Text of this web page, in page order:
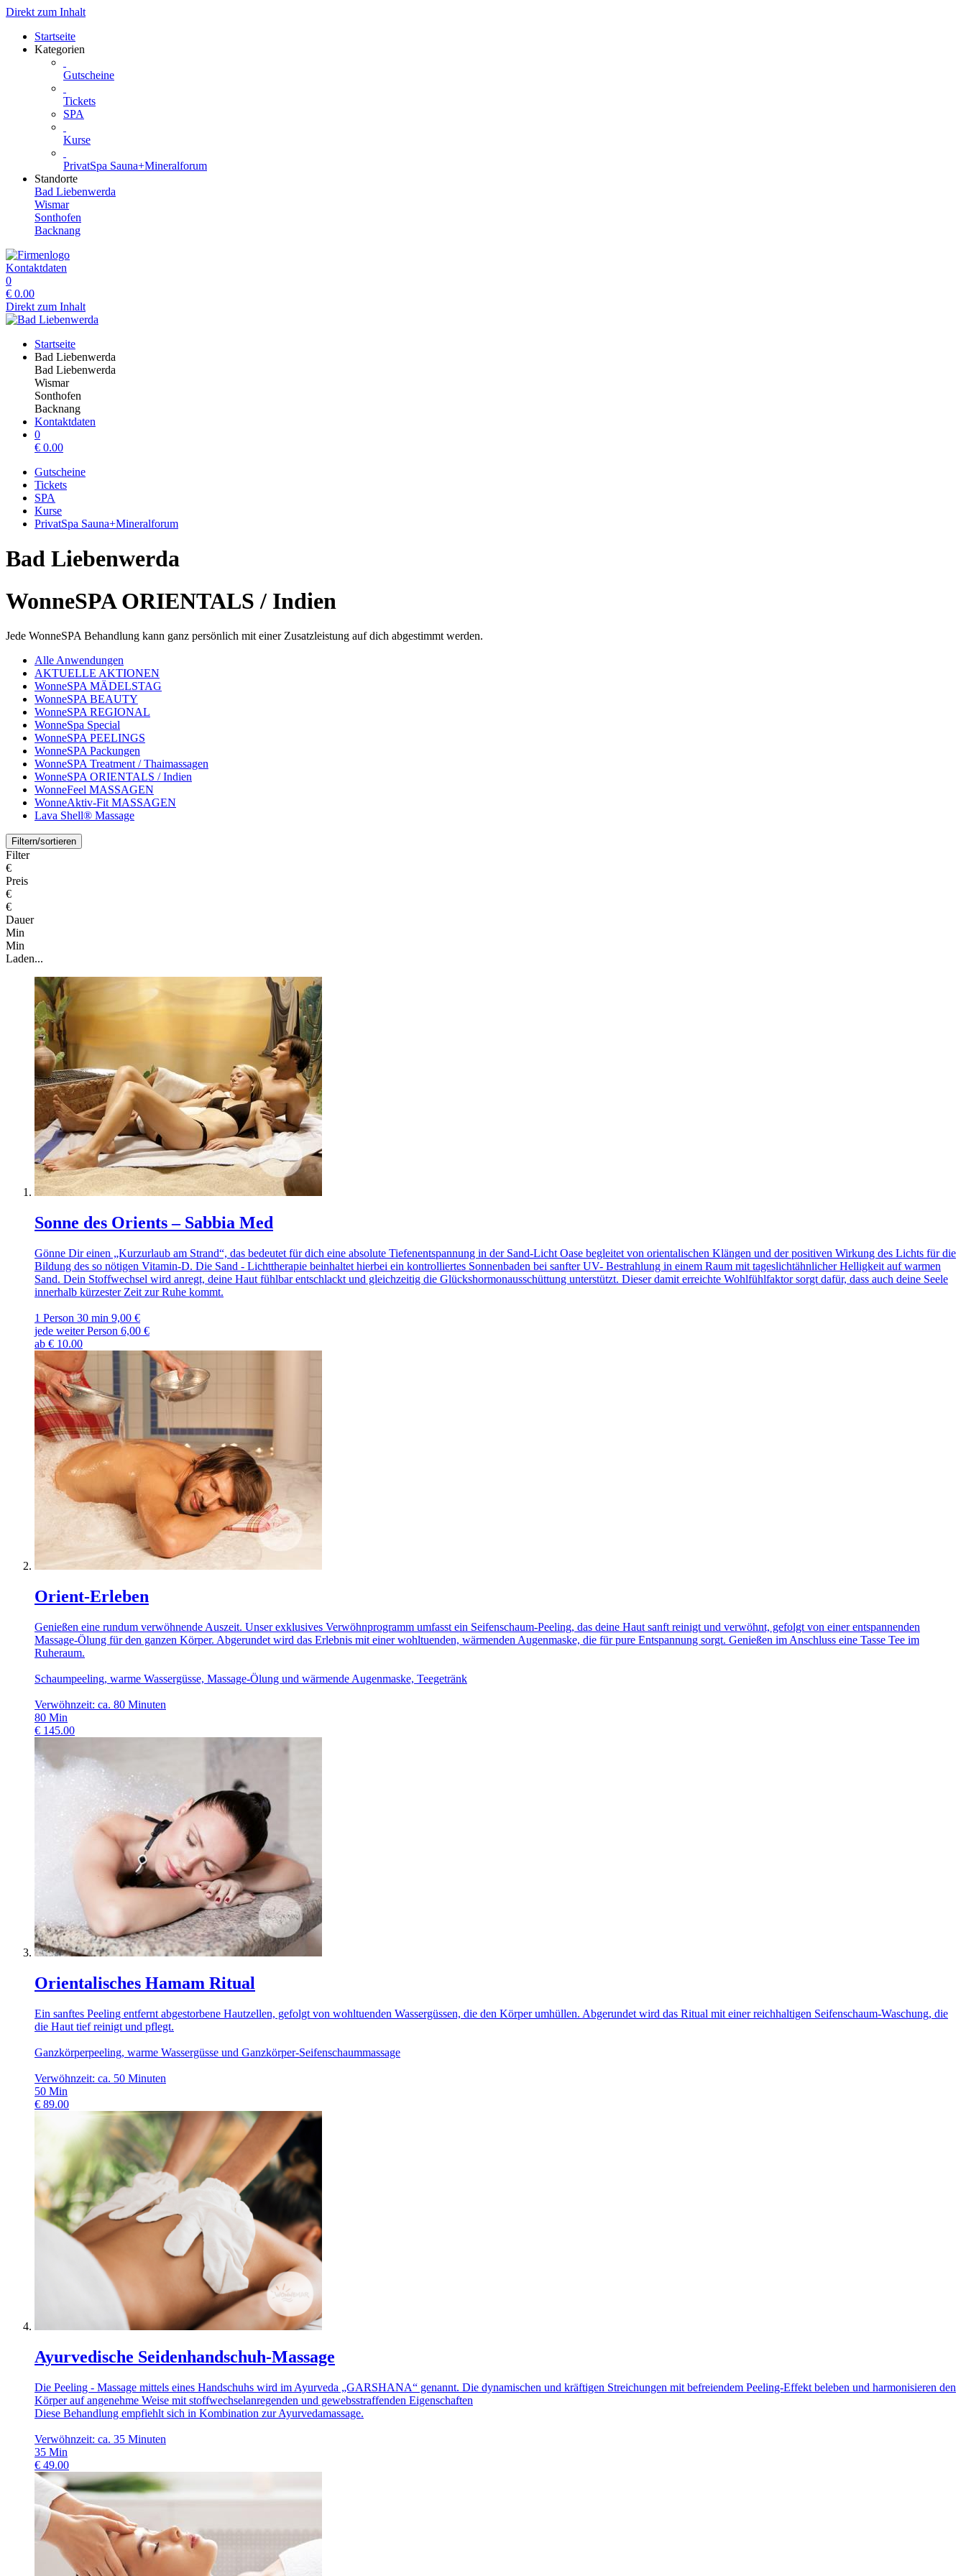
Direkt zum Inhalt
Startseite
Kategorien
Gutscheine
Tickets
SPA
Kurse
PrivatSpa Sauna+Mineralforum
Standorte
Bad Liebenwerda
Wismar
Sonthofen
Backnang
Kontaktdaten
0
€ 0.00
Direkt zum Inhalt
Startseite
Bad Liebenwerda
Bad Liebenwerda
Wismar
Sonthofen
Backnang
Kontaktdaten
0
€ 0.00
Gutscheine
Tickets
SPA
Kurse
PrivatSpa Sauna+Mineralforum
Bad Liebenwerda
WonneSPA ORIENTALS / Indien
Jede WonneSPA Behandlung kann ganz persönlich mit einer Zusatzleistung auf dich abgestimmt werden.
Alle Anwendungen
AKTUELLE AKTIONEN
WonneSPA MÄDELSTAG
WonneSPA BEAUTY
WonneSPA REGIONAL
WonneSpa Special
WonneSPA PEELINGS
WonneSPA Packungen
WonneSPA Treatment / Thaimassagen
WonneSPA ORIENTALS / Indien
WonneFeel MASSAGEN
WonneAktiv-Fit MASSAGEN
Lava Shell® Massage
Filtern/sortieren
Filter
€
Preis
€
€
Dauer
Min
Min
Laden...
Sonne des Orients – Sabbia Med
Gönne Dir einen „Kurzurlaub am Strand“, das bedeutet für dich eine absolute Tiefenentspannung in der Sand-Licht Oase begleitet von orientalischen Klängen und der positiven Wirkung des Lichts für die
Bildung des so nötigen Vitamin-D. Die Sand - Lichttherapie beinhaltet hierbei ein kontrolliertes Sonnenbaden bei sanfter UV- Bestrahlung in einem Raum mit tageslichtähnlicher Helligkeit auf warmen
Sand. Dein Stoffwechsel wird anregt, deine Haut fühlbar entschlackt und gleichzeitig die Glückshormonausschüttung unterstützt. Dieser damit erreichte Wohlfühlfaktor sorgt dafür, dass auch deine Seele
innerhalb kürzester Zeit zur Ruhe kommt.
1 Person 30 min 9,00 €
jede weiter Person 6,00 €
ab € 10.00
Orient-Erleben
Genießen eine rundum verwöhnende Auszeit. Unser exklusives Verwöhnprogramm umfasst ein Seifenschaum-Peeling, das deine Haut sanft reinigt und verwöhnt, gefolgt von einer entspannenden
Massage-Ölung für den ganzen Körper. Abgerundet wird das Erlebnis mit einer wohltuenden, wärmenden Augenmaske, die für pure Entspannung sorgt. Genießen im Anschluss eine Tasse Tee im
Ruheraum.
Schaumpeeling, warme Wassergüsse, Massage-Ölung und wärmende Augenmaske, Teegetränk
Verwöhnzeit: ca. 80 Minuten
80 Min
€ 145.00
Orientalisches Hamam Ritual
Ein sanftes Peeling entfernt abgestorbene Hautzellen, gefolgt von wohltuenden Wassergüssen, die den Körper umhüllen. Abgerundet wird das Ritual mit einer reichhaltigen Seifenschaum-Waschung, die
die Haut tief reinigt und pflegt.
Ganzkörperpeeling, warme Wassergüsse und Ganzkörper-Seifenschaummassage
Verwöhnzeit: ca. 50 Minuten
50 Min
€ 89.00
Ayurvedische Seidenhandschuh-Massage
Die Peeling - Massage mittels eines Handschuhs wird im Ayurveda „GARSHANA“ genannt. Die dynamischen und kräftigen Streichungen mit befreiendem Peeling-Effekt beleben und harmonisieren den
Körper auf angenehme Weise mit stoffwechselanregenden und gewebsstraffenden Eigenschaften
Diese Behandlung empfiehlt sich in Kombination zur Ayurvedamassage.
Verwöhnzeit: ca. 35 Minuten
35 Min
€ 49.00